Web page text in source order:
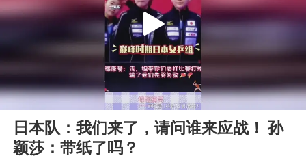
00:00 00:12
Play
日本队：我们来了，请问谁来应战！ 孙
颖莎：带纸了吗？